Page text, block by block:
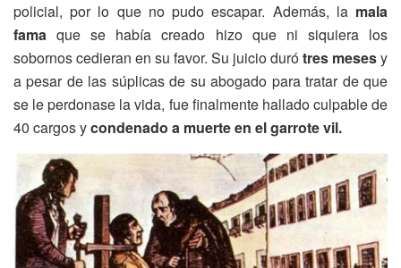
policial, por lo que no pudo escapar. Además, la mala
fama que se había creado hizo que ni siquiera los
sobornos cedieran en su favor. Su juicio durótres mesesy
a pesar de las súplicas de su abogado para tratar de que
se le perdonase la vida, fue finalmente hallado culpable de
40 cargos ycondenado a muerte en el garrote vil.